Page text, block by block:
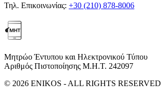
Τηλ. Επικοινωνίας: +30 (210) 878-8006
Μητρώο Έντυπου και Ηλεκτρονικού Τύπου
Αριθμός Πιστοποίησης Μ.Η.Τ. 242097
© 2026 ENIKOS - ALL RIGHTS RESERVED